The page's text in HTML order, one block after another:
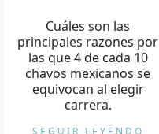
Cuáles son las
principales razones por
las que 4 de cada 10
chavos mexicanos se
equivocan al elegir
carrera.
SEGUIR LEYENDO